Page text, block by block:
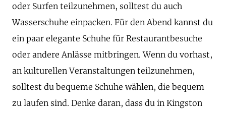
oder Surfen teilzunehmen, solltest du auch
Wasserschuhe einpacken. Für den Abend kannst du
ein paar elegante Schuhe für Restaurantbesuche
oder andere Anlässe mitbringen. Wenn du vorhast,
an kulturellen Veranstaltungen teilzunehmen,
solltest du bequeme Schuhe wählen, die bequem
zu laufen sind. Denke daran, dass du in Kingston